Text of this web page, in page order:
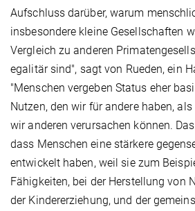
Aufschluss darüber, warum
insbesondere kleine Gesellschaften
Vergleich zu anderen
egalitär sind", sagt von Rueden, ein
"Menschen vergeben Status eher
Nutzen, den wir für andere haben,
wir anderen verursachen können.
dass Menschen eine stärkere
entwickelt haben, weil sie zum
Fähigkeiten, bei der Herstellung von
der Kindererziehung, und der